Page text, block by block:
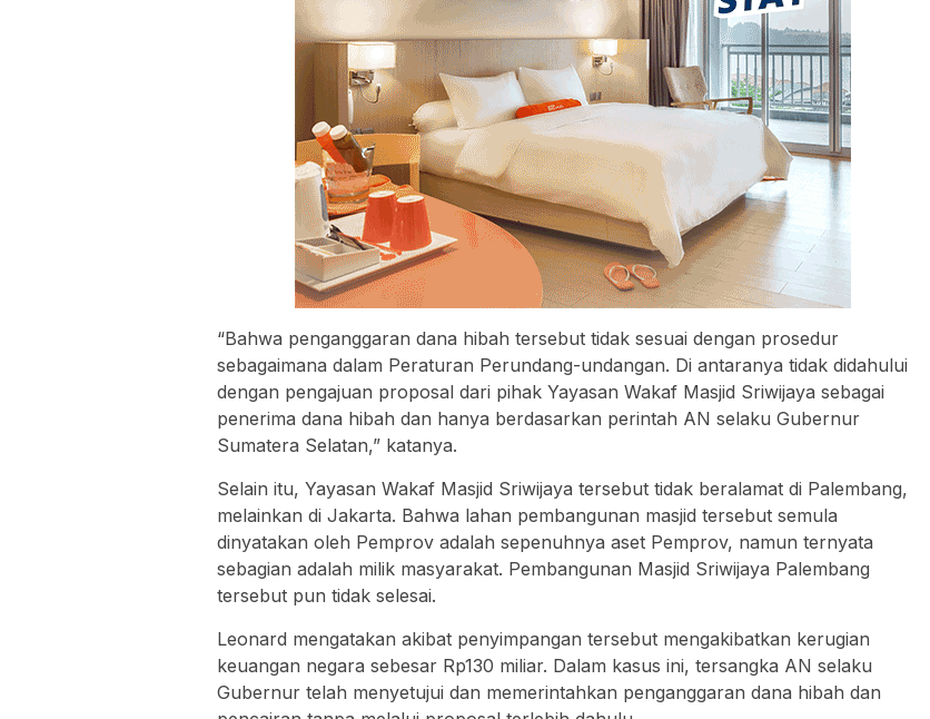
“Bahwa penganggaran dana hibah tersebut tidak sesuai dengan prosedur
sebagaimana dalam Peraturan Perundang-undangan. Di antaranya tidak didahului
dengan pengajuan proposal dari pihak Yayasan Wakaf Masjid Sriwijaya sebagai
penerima dana hibah dan hanya berdasarkan perintah AN selaku Gubernur
Sumatera Selatan,” katanya.
Selain itu, Yayasan Wakaf Masjid Sriwijaya tersebut tidak beralamat di Palembang,
melainkan di Jakarta. Bahwa lahan pembangunan masjid tersebut semula
dinyatakan oleh Pemprov adalah sepenuhnya aset Pemprov, namun ternyata
sebagian adalah milik masyarakat. Pembangunan Masjid Sriwijaya Palembang
tersebut pun tidak selesai.
Leonard mengatakan akibat penyimpangan tersebut mengakibatkan kerugian
keuangan negara sebesar Rp130 miliar. Dalam kasus ini, tersangka AN selaku
Gubernur telah menyetujui dan memerintahkan penganggaran dana hibah dan